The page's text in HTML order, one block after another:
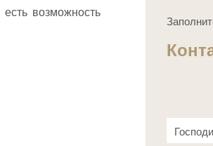
возможность